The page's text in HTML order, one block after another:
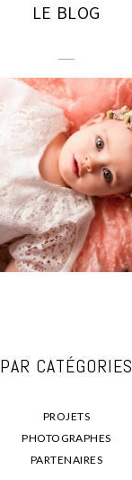
LE BLOG
PAR CATÉGORIES
PROJETS
PHOTOGRAPHES
PARTENAIRES